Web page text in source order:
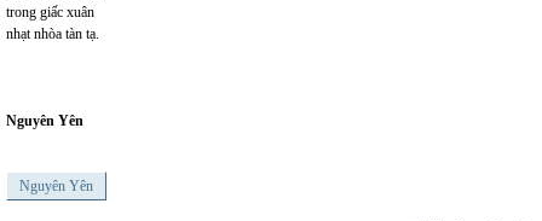
trong giấc xuân
nhạt nhòa tàn tạ.
Nguyên Yên
Nguyên Yên